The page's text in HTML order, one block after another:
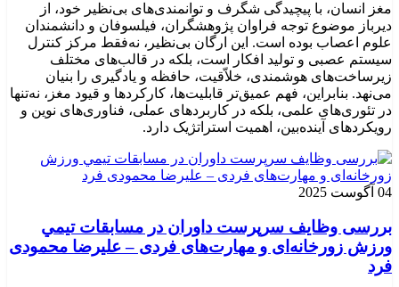
مغز انسان، با پیچیدگی شگرف و توانمندی‌های بی‌نظیر خود، از
دیرباز موضوع توجه فراوان پژوهشگران، فیلسوفان و دانشمندان
علوم اعصاب بوده است. این ارگان بی‌نظیر، نه‌فقط مرکز کنترل
سیستم عصبی و تولید افکار است، بلکه در قالب‌های مختلف
زیرساخت‌های هوشمندی، خلاّقیت، حافظه و یادگیری را بنیان
می‌نهد. بنابراین، فهم عمیق‌تر قابلیت‌ها، کارکردها و قیود مغز، نه‌تنها
در تئوری‌های علمی، بلکه در کاربردهای عملی، فناوری‌های نوین و
رویکردهای آینده‌بین، اهمیت استراتژیک دارد.
04 آگوست 2025
بررسی وظايف سرپرست داوران در مسابقات تیمي
ورزش زورخانه‌ای و مهارت‌های فردی – علیرضا محمودی
فرد